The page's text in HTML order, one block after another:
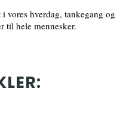
vores hverdag, tankegang og
til hele mennesker.